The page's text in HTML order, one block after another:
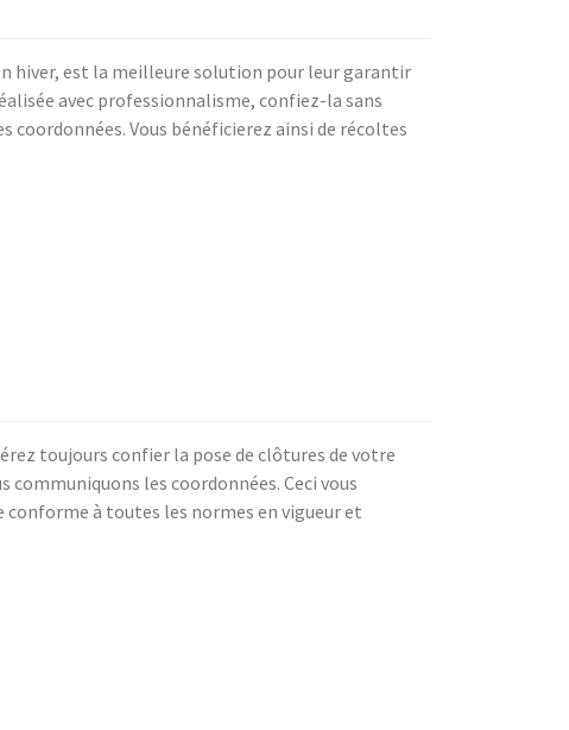
hiver, est la meilleure solution pour leur garantir
avec professionnalisme, confiez-la sans
coordonnées. Vous bénéficierez ainsi de récoltes
toujours confier la pose de clôtures de votre
les coordonnées. Ceci vous
à toutes les normes en vigueur et